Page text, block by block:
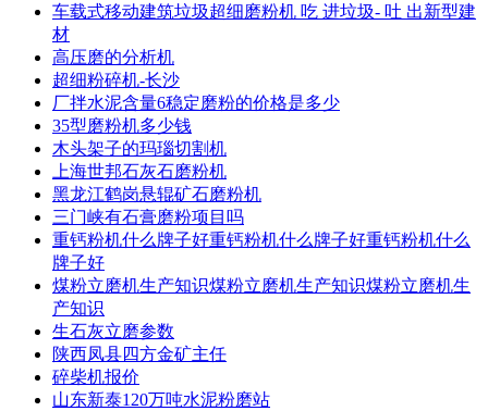
车载式移动建筑垃圾超细磨粉机 吃 进垃圾- 吐 出新型建
材
高压磨的分析机
超细粉碎机-长沙
厂拌水泥含量6稳定磨粉的价格是多少
35型磨粉机多少钱
木头架子的玛瑙切割机
上海世邦石灰石磨粉机
黑龙江鹤岗悬辊矿石磨粉机
三门峡有石膏磨粉项目吗
重钙粉机什么牌子好重钙粉机什么牌子好重钙粉机什么
牌子好
煤粉立磨机生产知识煤粉立磨机生产知识煤粉立磨机生
产知识
生石灰立磨参数
陕西凤县四方金矿主任
碎柴机报价
山东新泰120万吨水泥粉磨站